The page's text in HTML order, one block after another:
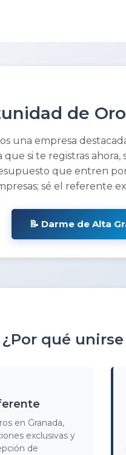
de
una empresa
que si te registras
que entren
sé el referente
📝 Darme de Alta
¿Por qué
en Granada,
exclusivas y
de